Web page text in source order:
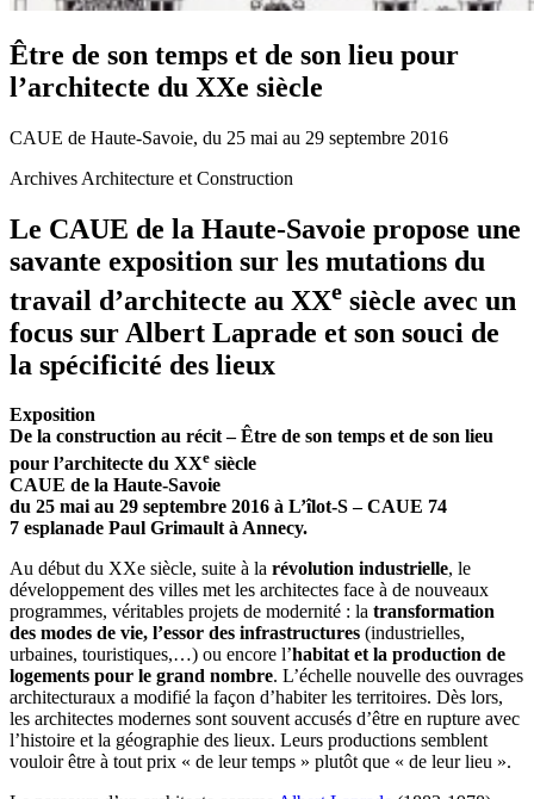
Être de son temps et de son lieu pour
l’architecte du XXe siècle
CAUE de Haute-Savoie, du 25 mai au 29 septembre 2016
Archives Architecture et Construction
Le CAUE de la Haute-Savoie propose une
savante exposition sur les mutations du
travail d’architecte au XXe siècle avec un
focus sur Albert Laprade et son souci de
la spécificité des lieux
Exposition
De la construction au récit – Être de son temps et de son lieu
pour l’architecte du XXe siècle
CAUE de la Haute-Savoie
du 25 mai au 29 septembre 2016 à L’îlot-S – CAUE 74
7 esplanade Paul Grimault à Annecy.
Au début du XXe siècle, suite à la révolution industrielle, le
développement des villes met les architectes face à de nouveaux
programmes, véritables projets de modernité : la transformation
des modes de vie, l’essor des infrastructures (industrielles,
urbaines, touristiques,…) ou encore l’habitat et la production de
logements pour le grand nombre. L’échelle nouvelle des ouvrages
architecturaux a modifié la façon d’habiter les territoires. Dès lors,
les architectes modernes sont souvent accusés d’être en rupture avec
l’histoire et la géographie des lieux. Leurs productions semblent
vouloir être à tout prix « de leur temps » plutôt que « de leur lieu ».